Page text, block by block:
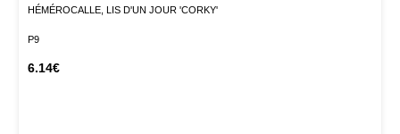
HÉMÉROCALLE, LIS D'UN JOUR 'CORKY'
P9
6.14€